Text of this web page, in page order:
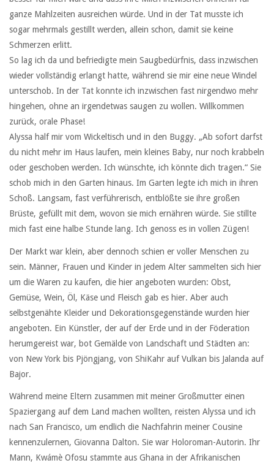
ganze Mahlzeiten ausreichen würde. Und in der Tat musste ich
sogar mehrmals gestillt werden, allein schon, damit sie keine
Schmerzen erlitt.
So lag ich da und befriedigte mein Saugbedürfnis, dass inzwischen
wieder vollständig erlangt hatte, während sie mir eine neue Windel
unterschob. In der Tat konnte ich inzwischen fast nirgendwo mehr
hingehen, ohne an irgendetwas saugen zu wollen. Willkommen
zurück, orale Phase!
Alyssa half mir vom Wickeltisch und in den Buggy. „Ab sofort darfst
du nicht mehr im Haus laufen, mein kleines Baby, nur noch krabbeln
oder geschoben werden. Ich wünschte, ich könnte dich tragen.“ Sie
schob mich in den Garten hinaus. Im Garten legte ich mich in ihren
Schoß. Langsam, fast verführerisch, entblößte sie ihre großen
Brüste, gefüllt mit dem, wovon sie mich ernähren würde. Sie stillte
mich fast eine halbe Stunde lang. Ich genoss es in vollen Zügen!
Der Markt war klein, aber dennoch schien er voller Menschen zu
sein. Männer, Frauen und Kinder in jedem Alter sammelten sich hier
um die Waren zu kaufen, die hier angeboten wurden: Obst,
Gemüse, Wein, Öl, Käse und Fleisch gab es hier. Aber auch
selbstgenähte Kleider und Dekorationsgegenstände wurden hier
angeboten. Ein Künstler, der auf der Erde und in der Föderation
herumgereist war, bot Gemälde von Landschaft und Städten an:
von New York bis Pjöngjang, von ShiKahr auf Vulkan bis Jalanda auf
Bajor.
Während meine Eltern zusammen mit meiner Großmutter einen
Spaziergang auf dem Land machen wollten, reisten Alyssa und ich
nach San Francisco, um endlich die Nachfahrin meiner Cousine
kennenzulernen, Giovanna Dalton. Sie war Holoroman-Autorin. Ihr
Mann, Kwámè Ofosu stammte aus Ghana in der Afrikanischen